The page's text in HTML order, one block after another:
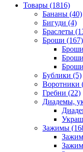
Товары (1816)
Бананы (40)
Бигуди (4)
Браслеты
Броши (167)
Бублики (5)
Воротники
Гребни (22)
Диадемы,
Зажимы